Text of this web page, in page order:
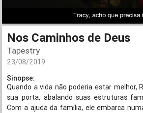
Nos Caminhos de Deus
Tapestry
23/08/2019
Sinopse:
Quando a vida não poderia estar melhor,
sua porta, abalando suas estruturas
Com a ajuda da família, ele embarca